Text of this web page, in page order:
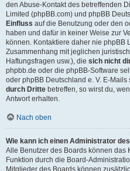
den Abuse-Kontakt des betreffenden
Limited (phpBB.com) und phpBB
Einfluss auf die Benutzung oder den
haben und dafür in keiner Weise zur
können. Kontaktiere daher nie phpBB
Zusammenhang mit jeglichen
Haftungsfragen usw.), die sich nicht
phpbb.de oder die phpBB-Software
oder phpBB Deutschland e. V. E-Mails
durch Dritte betreffen, so wirst du,
Antwort erhalten.
Nach oben
Wie kann ich einen Administrator
Alle Benutzer des Boards können das
Funktion durch die Board-
Mitglieder des Boards können